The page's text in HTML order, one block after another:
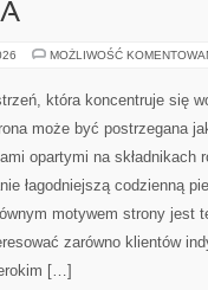
MOŻLIWOŚĆ
która koncentruje się
może być postrzegana
opartymi na składnikach
łagodniejszą codzienną
motywem strony jest
zarówno klientów
[…]